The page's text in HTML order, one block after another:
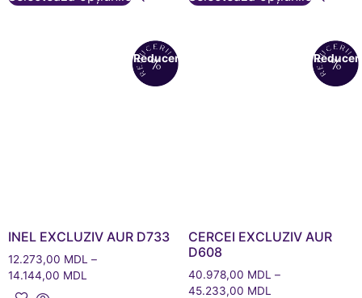
Reduceri!
INEL EXCLUZIV AUR D733
12.273,00 MDL –
14.144,00 MDL
CERCEI EXCLUZIV AUR
D608
40.978,00 MDL –
45.233,00 MDL